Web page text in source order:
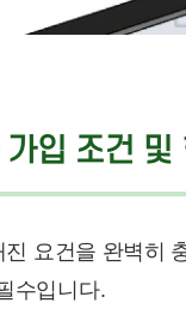
입 조건 및
요건을 완벽히
수입니다.